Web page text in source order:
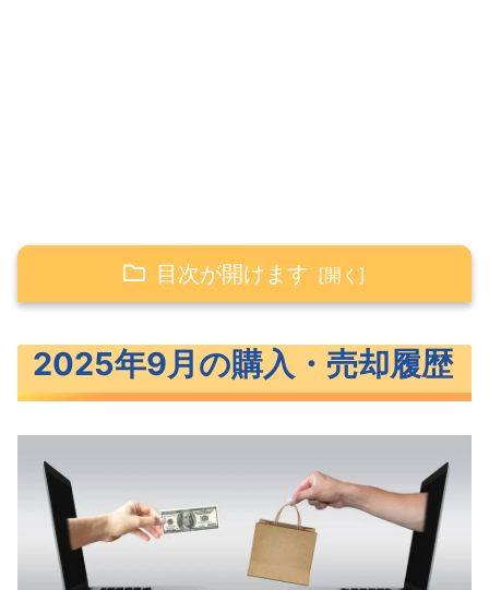
目次が開けます
2025年9月の積立投資（投資信託）
2025年9月に購入した米国ETF
2025年9月に売却した米国ETF
2025年9月に購入した米国株
2025年9月の購入・売却履歴